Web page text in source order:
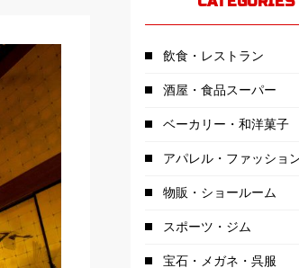
飲食・レストラン
酒屋・食品スーパー
ベーカリー・和洋菓子
アパレル・ファッショ
物販・ショールーム
スポーツ・ジム
宝石・メガネ・呉服